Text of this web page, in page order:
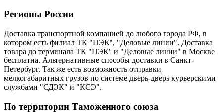
Регионы России
Доставка транспортной компанией до любого города РФ, в
котором есть филиал ТК "ПЭК", "Деловые линии". Доставка
товара до терминала ТК "ПЭК" и "Деловые линии" в Москве
бесплатна. Альтернативные способы доставки в Санкт-
Петербург. Так же есть возможность отправки
мелкогабаритных грузов по системе дверь-дверь курьерскими
службами "СДЭК" и "КСЭ".
По территории Таможенного союза